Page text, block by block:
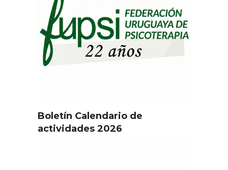
Boletín Calendario de
actividades 2026